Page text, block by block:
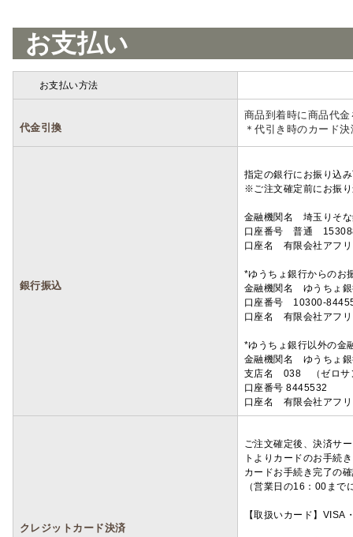
お支払い
お支払い方法
代金引換
商品到着時に商品代
＊代引き時のカード
銀行振込
指定の銀行にお振り込
※ご注文確定前にお振
金融機関名 埼玉りそ
口座番号 普通
口座名 有限会社アフ
*ゆうちょ銀行からのお
金融機関名 ゆうちょ
口座番号 10300-
口座名 有限会社アフ
*ゆうちょ銀行以外の金
金融機関名 ゆうちょ
支店名 038 （ゼロサ
口座番号 8445532
口座名 有限会社アフ
クレジットカード決済
ご注文確定後、決済サ
トよりカードのお手続
カードお手続き完了の
（営業日の16：00ま
【取扱いカード】